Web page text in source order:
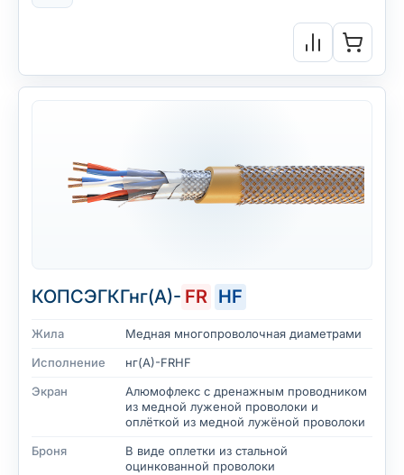
КОПСЭГКГнг(А)- FR HF
Жила
Медная многопроволочная диаметрами
Исполнение
нг(А)-FRHF
Экран
Алюмофлекс с дренажным проводником
из медной луженой проволоки и
оплёткой из медной лужёной проволоки
Броня
В виде оплетки из стальной
оцинкованной проволоки